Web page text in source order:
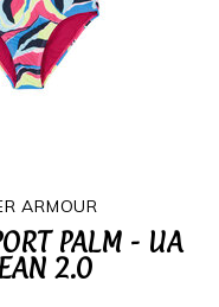
ARMOUR
PALM - UA
2.0